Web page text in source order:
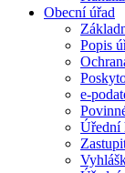
Obecní úřad
Popis
e-
Úřední